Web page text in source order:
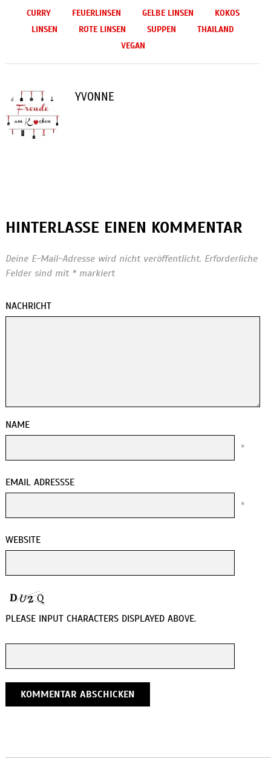
CURRY FEUERLINSEN GELBE LINSEN
KOKOS
LINSEN
ROTE LINSEN SUPPEN
THAILAND
VEGAN
YVONNE
HINTERLASSE EINEN KOMMENTAR
Deine E-Mail-Adresse wird nicht veröffentlicht. Erforderliche
Felder sind mit *markiert
NACHRICHT
NAME
*
EMAIL ADRESSSE
*
WEBSITE
PLEASE INPUT CHARACTERS DISPLAYED ABOVE.